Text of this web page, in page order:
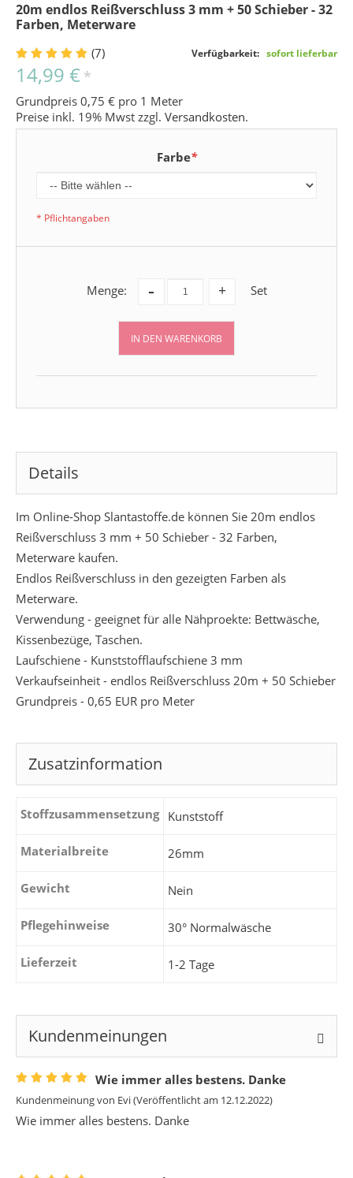
20m endlos Reißverschluss 3 mm + 50 Schieber - 32
Farben, Meterware
(7) Verfügbarkeit: sofort lieferbar
14,99 € *
Grundpreis 0,75 € pro 1 Meter
Preise inkl. 19% Mwst zzgl. Versandkosten.
*
Farbe
* Pflichtangaben
Menge: +
- Set
IN DEN WARENKORB
Details
Im Online-Shop Slantastoffe.de können Sie 20m endlos
Reißverschluss 3 mm + 50 Schieber - 32 Farben,
Meterware kaufen.
Endlos Reißverschluss in den gezeigten Farben als
Meterware.
Verwendung - geeignet für alle Nähproekte: Bettwäsche,
Kissenbezüge, Taschen.
Laufschiene - Kunststofflaufschiene 3 mm
Verkaufseinheit - endlos Reißverschluss 20m + 50 Schieber
Grundpreis - 0,65 EUR pro Meter
Zusatzinformation
Stoffzusammensetzung Kunststoff
Materialbreite 26mm
Gewicht Nein
Pflegehinweise 30° Normalwäsche
Lieferzeit 1-2 Tage
Kundenmeinungen
Wie immer alles bestens. Danke
Kundenmeinung von Evi(Veröffentlicht am 12.12.2022)
Wie immer alles bestens. Danke